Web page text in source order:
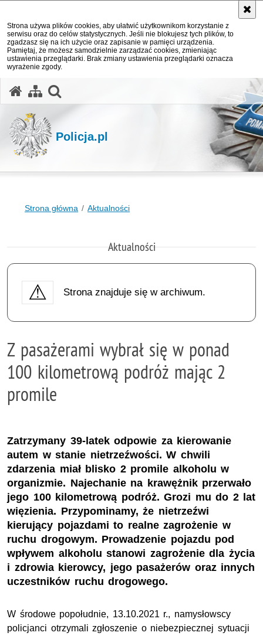
Strona używa plików cookies, aby ułatwić użytkownikom korzystanie z
serwisu oraz do celów statystycznych. Jeśli nie blokujesz tych plików, to
zgadzasz się na ich użycie oraz zapisanie w pamięci urządzenia.
Pamiętaj, że możesz samodzielnie zarządzać cookies, zmieniając
ustawienia przeglądarki. Brak zmiany ustawienia przeglądarki oznacza
wyrażenie zgody.
Policja.pl
Strona główna Aktualności
Aktualności
Strona znajduje się w archiwum.
Z pasażerami wybrał się w ponad
100 kilometrową podróż mając 2
promile
Zatrzymany 39-latek odpowie za kierowanie
autem w stanie nietrzeźwości. W chwili
zdarzenia miał blisko 2 promile alkoholu w
organizmie. Najechanie na krawężnik przerwało
jego 100 kilometrową podróż. Grozi mu do 2 lat
więzienia. Przypominamy, że nietrzeźwi
kierujący pojazdami to realne zagrożenie w
ruchu drogowym. Prowadzenie pojazdu pod
wpływem alkoholu stanowi zagrożenie dla życia
i zdrowia kierowcy, jego pasażerów oraz innych
uczestników ruchu drogowego.
W środowe popołudnie, 13.10.2021 r., namysłowscy
policjanci otrzymali zgłoszenie o niebezpiecznej sytuacji